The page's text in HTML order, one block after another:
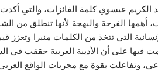
عيسوي كلمة الفائزات، والتي
أهمها الفرحة والبهجة لأنها تنطلق من
التي تتخذ من الكلمات منبرا
فيها على أن الأديبة العربية حققت في
وتفاعلت بقوة مع مجريات الواقع